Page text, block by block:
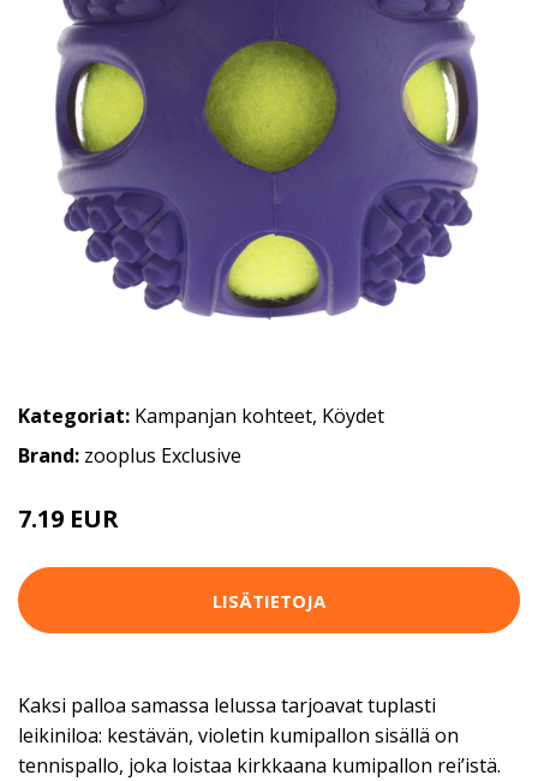
Kategoriat: Kampanjan kohteet, Köydet
Brand: zooplus Exclusive
7.19 EUR
LISÄTIETOJA
Kaksi palloa samassa lelussa tarjoavat tuplasti
leikiniloa: kestävän, violetin kumipallon sisällä on
tennispallo, joka loistaa kirkkaana kumipallon rei’istä.